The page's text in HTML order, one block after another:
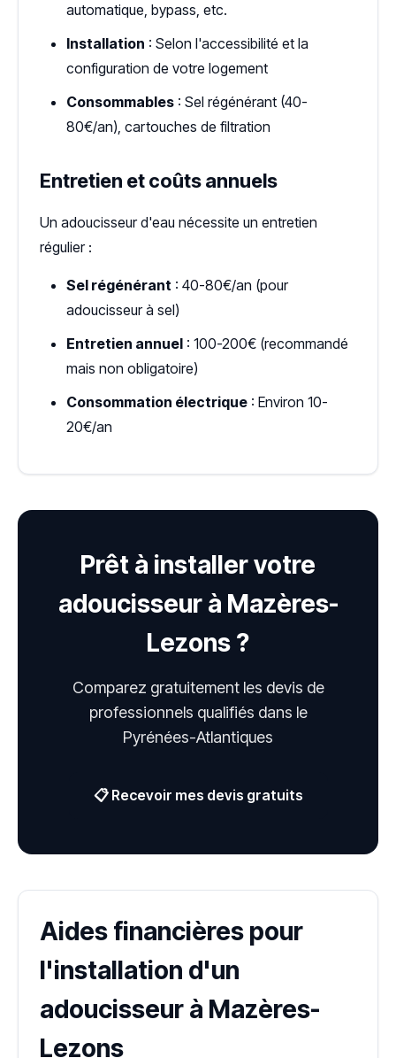
automatique, bypass, etc.
Installation : Selon l'accessibilité et la
configuration de votre logement
Consommables : Sel régénérant (40-
80€/an), cartouches de filtration
Entretien et coûts annuels
Un adoucisseur d'eau nécessite un entretien
régulier :
Sel régénérant : 40-80€/an (pour
adoucisseur à sel)
Entretien annuel : 100-200€ (recommandé
mais non obligatoire)
Consommation électrique : Environ 10-
20€/an
Prêt à installer votre
adoucisseur à Mazères-
Lezons ?
Comparez gratuitement les devis de
professionnels qualifiés dans le
Pyrénées-Atlantiques
📋 Recevoir mes devis gratuits
Aides financières pour
l'installation d'un
adoucisseur à Mazères-
Lezons